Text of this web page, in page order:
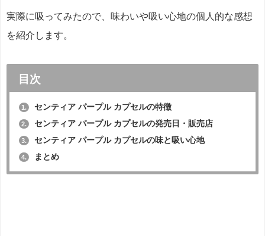
実際に吸ってみたので、味わいや吸い心地の個人的な感想
を紹介します。
目次
1. センティア パープル カプセルの特徴
2. センティア パープル カプセルの発売日・販売店
3. センティア パープル カプセルの味と吸い心地
4. まとめ